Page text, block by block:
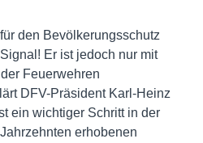
den Bevölkerungsschutz
Er ist jedoch nur mit
Feuerwehren
DFV-Präsident Karl-Heinz
ein wichtiger Schritt in der
erhobenen